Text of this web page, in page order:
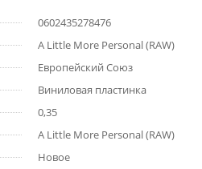
0602435278476
A Little More Personal (RAW)
Европейский Союз
Виниловая пластинка
0,35
A Little More Personal (RAW)
Новое